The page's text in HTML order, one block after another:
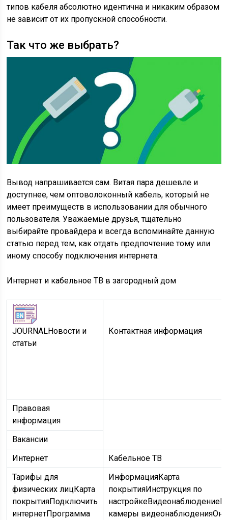
типов кабеля абсолютно идентична и никаким образом
не зависит от их пропускной способности.
Так что же выбрать?
Вывод напрашивается сам. Витая пара дешевле и
доступнее, чем оптоволоконный кабель, который не
имеет преимуществ в использовании для обычного
пользователя. Уважаемые друзья, тщательно
выбирайте провайдера и всегда вспоминайте данную
статью перед тем, как отдать предпочтение тому или
иному способу подключения интернета.
Интернет и кабельное ТВ в загородный дом
JOURNALНовости и
статьи
Контактная информация
Правовая
информация
Вакансии
Интернет
Кабельное ТВ
Тарифы для
физических лицКарта
покрытияПодключить
интернетПрограмма
ИнформацияКарта
покрытияИнструкция по
настройкеВидеонаблюдение
камеры